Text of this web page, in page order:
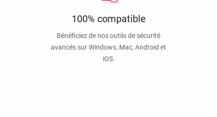
100% compatible
Bénéficiez de nos outils de sécurité
avancés sur Windows, Mac, Android et
iOS.